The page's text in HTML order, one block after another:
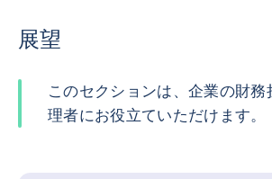
展望
このセクションは、企業の財務
理者にお役立ていただけます。